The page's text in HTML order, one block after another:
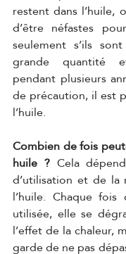
restent dans l’huile,
d’être néfastes
seulement s’ils
grande quantité
pendant plusieurs
de précaution, il est
l’huile.
Combien de fois
huile ? Cela
d’utilisation et de
l’huile. Chaque
utilisée, elle se
l’effet de la chaleur,
garde de ne pas